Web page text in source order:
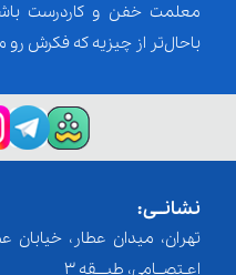
معلمت خفن و کاردرست
باحال‌تر از چیزیه که فکرش
نشانــی:
اعـتصــامی، طبـــقه 3